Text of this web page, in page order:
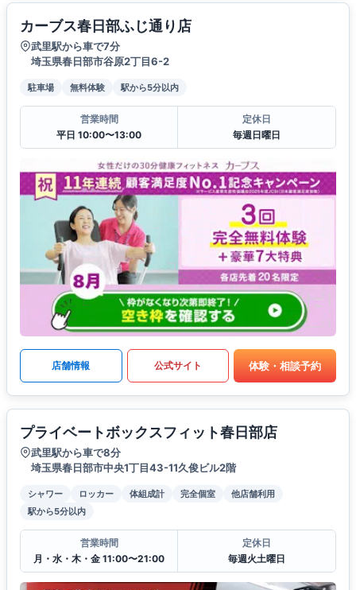
カーブス春日部ふじ通り店
武里駅から車で7分
埼玉県春日部市谷原2丁目6-2
駐車場 無料体験 駅から5分以内
営業時間
平日 10:00〜13:00
定休日
毎週日曜日
店舗情報 公式サイト 体験・相談予約
プライベートボックスフィット春日部店
武里駅から車で8分
埼玉県春日部市中央1丁目43-11久俊ビル2階
シャワー ロッカー 体組成計 完全個室
他店舗利用
駅から5分以内
営業時間
月・水・木・金 11:00〜21:00
定休日
毎週火土曜日